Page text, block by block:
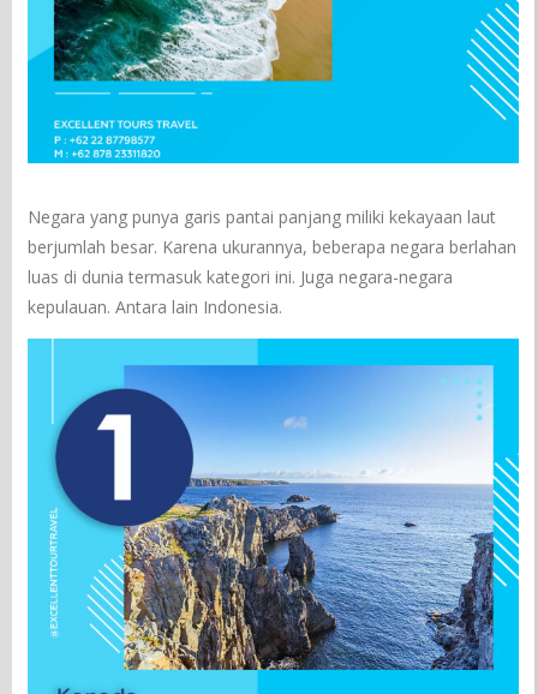
Negara yang punya garis pantai panjang miliki kekayaan laut
berjumlah besar. Karena ukurannya, beberapa negara berlahan
luas di dunia termasuk kategori ini. Juga negara-negara
kepulauan. Antara lain Indonesia.